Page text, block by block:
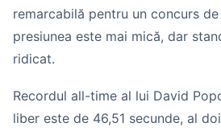
remarcabilă pentru un concurs
presiunea este mai mică, dar
ridicat.
Recordul all-time al lui David
liber este de 46,51 secunde, al